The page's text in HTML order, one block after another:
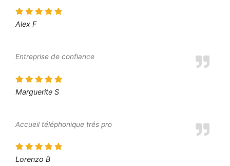
Alex F
Entreprise de confiance
Marguerite S
Accueil téléphonique trés pro
Lorenzo B